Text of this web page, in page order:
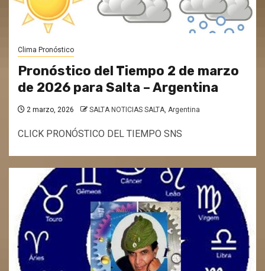
Clima Pronóstico
Pronóstico del Tiempo 2 de marzo
de 2026 para Salta – Argentina
2 marzo, 2026 SALTA NOTICIAS SALTA, Argentina
CLICK PRONÓSTICO DEL TIEMPO SNS